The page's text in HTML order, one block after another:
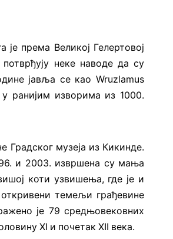
према Великој Гелертовој
неке наводе да су
јавља се као Wruzlamus
ранијим изворима из 1000.
Градског музеја из Кикинде.
и 2003. извршена су мања
коти узвишења, где је и
темељи грађевине
је 79 средњовековних
XI и почетак XII века.